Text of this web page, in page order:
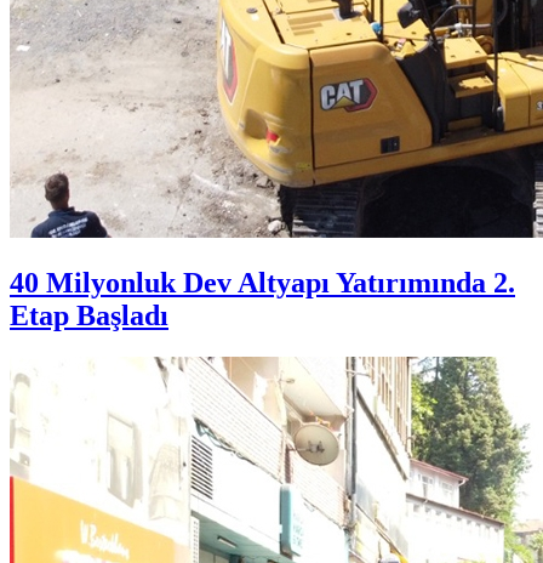
40 Milyonluk Dev Altyapı Yatırımında 2.
Etap Başladı